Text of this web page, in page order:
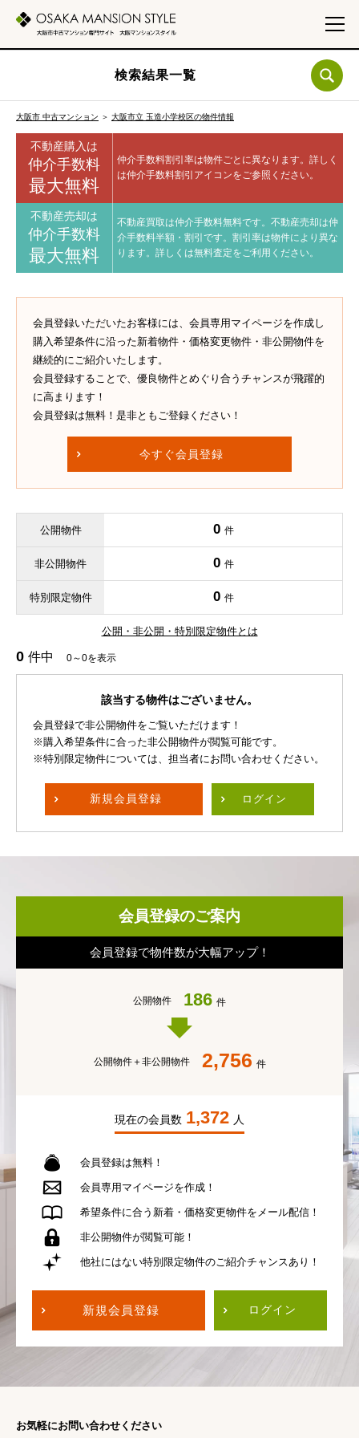
検索結果一覧
大阪市 中古マンション ＞ 大阪市立 玉造小学校区の物件情報
不動産購入は
仲介手数料
最大無料
仲介手数料割引率は物件ごとに異なります。 詳しく
は仲介手数料割引アイコンをご参照ください。
不動産売却は
仲介手数料
最大無料
不動産買取は仲介手数料無料です。 不動産売却は仲
介手数料半額・割引です。 割引率は物件により異な
ります。 詳しくは無料査定をご利用ください。
会員登録いただいたお客様には、会員専用マイページを作成し
購入希望条件に沿った新着物件・価格変更物件・非公開物件を
継続的にご紹介いたします。
会員登録することで、優良物件とめぐり合うチャンスが飛躍的
に高まります！
会員登録は無料！是非ともご登録ください！
今すぐ会員登録
公開物件 0 件
非公開物件 0 件
特別限定物件 0 件
公開・非公開・特別限定物件とは
0 件中 0～0を表示
該当する物件はございません。
会員登録で非公開物件をご覧いただけます！
※購入希望条件に合った非公開物件が閲覧可能です。
※特別限定物件については、担当者にお問い合わせください。
新規会員登録 ログイン
会員登録のご案内
会員登録で物件数が大幅アップ！
公開物件 186 件
公開物件＋非公開物件 2,756 件
現在の会員数 1,372 人
会員登録は無料！
会員専用 マイページを作成！
希望条件に合う 新着・価格変更物件を メール配信！
非公開物件が閲覧可能！
他社にはない特別限定物件のご紹介チャンスあり！
新規会員登録 ログイン
お気軽にお問い合わせください